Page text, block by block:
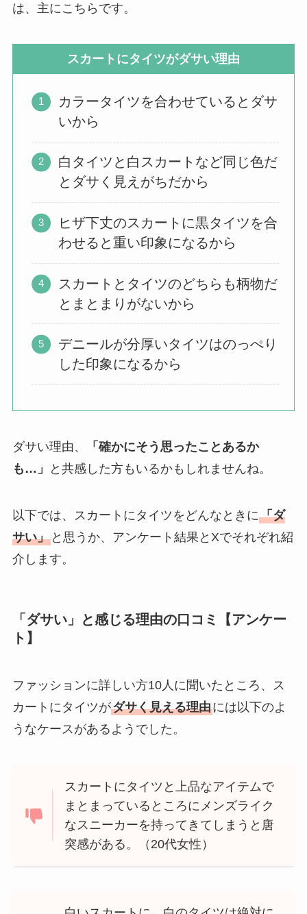
は、主にこちらです。
スカートにタイツがダサい理由
カラータイツを合わせているとダサ
いから
白タイツと白スカートなど同じ色だ
とダサく見えがちだから
ヒザ下丈のスカートに黒タイツを合
わせると重い印象になるから
スカートとタイツのどちらも柄物だ
とまとまりがないから
デニールが分厚いタイツはのっぺり
した印象になるから
ダサい理由、
「確かにそう思ったことあるか
も…」
と共感した方もいるかもしれませんね。
以下では、スカートにタイツをどんなときに「ダ
サい」と思うか、アンケート結果とXでそれぞれ紹
介します。
「ダサい」と感じる理由の口コミ【アンケー
ト】
ファッションに詳しい方10人に聞いたところ、ス
カートにタイツがダサく見える理由には以下のよ
うなケースがあるようでした。
スカートにタイツと上品なアイテムで
まとまっているところにメンズライク
なスニーカーを持ってきてしまうと唐
突感がある。（20代女性）